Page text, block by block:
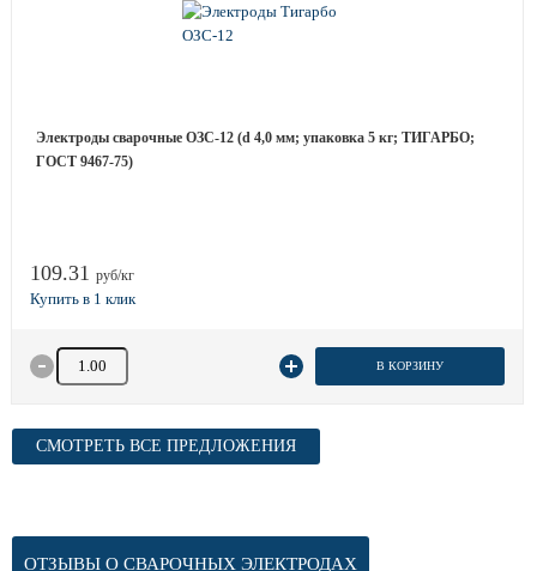
Электроды сварочные ОЗС-12 (d 4,0 мм; упаковка 5 кг; ТИГАРБО;
ГОСТ 9467-75)
109.31 руб/кг
Количество товара В КОРЗИНУ
СМОТРЕТЬ ВСЕ ПРЕДЛОЖЕНИЯ
ОТЗЫВЫ О СВАРОЧНЫХ ЭЛЕКТРОДАХ